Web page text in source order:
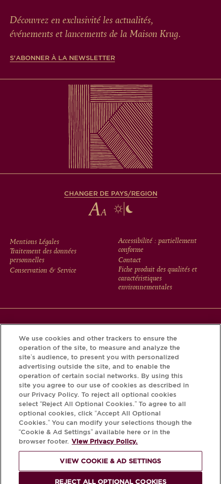
Découvrez en exclusivité les actualités,
événements et lancements de la Maison Krug.
S'ABONNER À LA NEWSLETTER
CHANGER DE PAYS/REGION
FOOTER
MENU
Mentions Légales
Traitement des données
personnelles
Conservation & Service
Accessibilité : partiellement
conforme
Contact
Fiche produit des qualités et
caractéristiques
environnementales
votre bouteille grâce au Krug iD.
L'ABUS D'ALCOOL EST DANGEREUX
POUR LA SANTÉ, À CONSOMMER AVEC
MODÉRATION.
We use cookies and other trackers to ensure the
operation of the site, to measure and analyze the
site’s audience, to present you with personalized
advertising outside the site, and to enable the
operation of certain social networks. By using this
site you agree to our use of cookies as described in
our Privacy Policy. To reject all optional cookies
select “Reject All Optional Cookies.” To agree to all
optional cookies, click “Accept All Optional
Cookies.” You can modify your selections though the
“Cookie & Ad Settings” available here or in the
browser footer. View Privacy Policy.
VIEW COOKIE & AD SETTINGS
REJECT ALL OPTIONAL COOKIES